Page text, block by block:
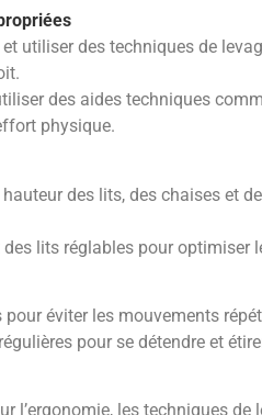
utiliser des techniques de
des aides techniques
physique.
des lits, des chaises et
lits réglables pour optimiser
pour éviter les mouvements
pour se détendre et
l’ergonomie, les techniques de